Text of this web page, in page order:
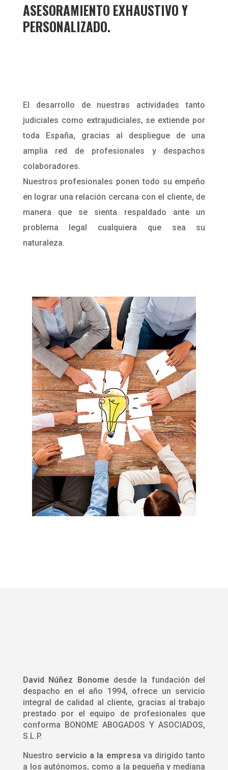
ASESORAMIENTO EXHAUSTIVO Y
PERSONALIZADO.
El desarrollo de nuestras actividades tanto
judiciales como extrajudiciales, se extiende por
toda España, gracias al despliegue de una
amplia red de profesionales y despachos
colaboradores.
Nuestros profesionales ponen todo su empeño
en lograr una relación cercana con el cliente, de
manera que se sienta respaldado ante un
problema legal cualquiera que sea su
naturaleza.
David Núñez Bonome desde la fundación del
despacho en el año 1994, ofrece un servicio
integral de calidad al cliente, gracias al trabajo
prestado por el equipo de profesionales que
conforma BONOME ABOGADOS Y ASOCIADOS,
S.L.P.
Nuestro servicio a la empresa va dirigido tanto
a los autónomos, como a la pequeña y mediana